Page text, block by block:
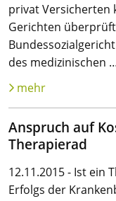
privat Versicherten
Gerichten
des medizinischen
mehr
Anspruch auf
Therapierad
12.11.2015 - Ist ein
Erfolgs der